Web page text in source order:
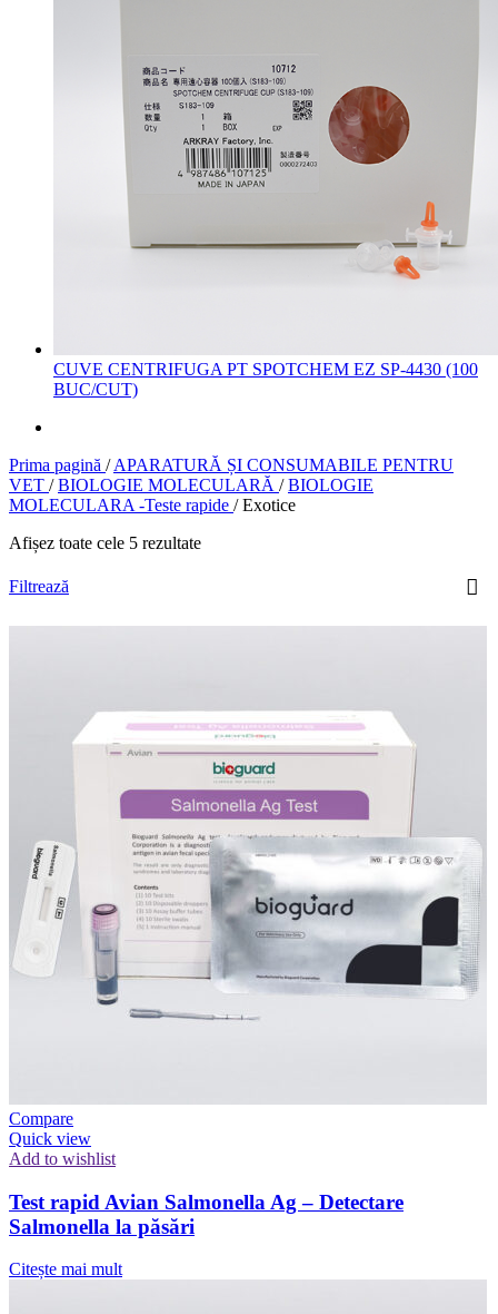
CUVE CENTRIFUGA PT SPOTCHEM EZ SP-4430 (100
BUC/CUT)
Prima pagină / APARATURĂ ȘI CONSUMABILE PENTRU
VET / BIOLOGIE MOLECULARĂ / BIOLOGIE
MOLECULARA -Teste rapide / Exotice
Afișez toate cele 5 rezultate
Filtrează
Compare
Quick view
Add to wishlist
Test rapid Avian Salmonella Ag – Detectare
Salmonella la păsări
Citește mai mult